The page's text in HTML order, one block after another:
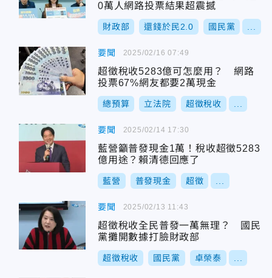
0萬人網路投票結果超震撼
財政部 還錢於民2.0 國民黨
要聞
超徵稅收5283億可怎麼用？ 網路
投票67%網友都要2萬現金
總預算 立法院 超徵稅收
2025/02/16 07:49
要聞
藍營籲普發現金1萬！稅收超徵5283
億用途？賴清德回應了
藍營 普發現金 超徵
2025/02/14 17:30
要聞
超徵稅收全民普發一萬無理？ 國民
黨攤開數據打臉財政部
超徵稅收 國民黨 卓榮泰
2025/02/13 11:43